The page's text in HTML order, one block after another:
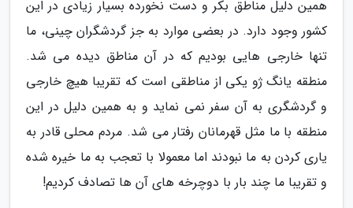
همین دلیل مناطق بکر و دست نخورده بسیار زیادی در این
کشور وجود دارد. در بعضی موارد به جز گردشگران چینی، ما
تنها خارجی هایی بودیم که در آن مناطق دیده می شد.
منطقه یانگ ژو یکی از مناطقی است که تقریبا هیچ خارجی
و گردشگری به آن سفر نمی نماید و به همین دلیل در این
منطقه با ما مثل قهرمانان رفتار می شد. مردم محلی قادر به
یاری کردن به ما نبودند اما معمولا با تعجب به ما خیره شده
و تقریبا ما چند بار با دوچرخه های آن ها تصادف کردیم!